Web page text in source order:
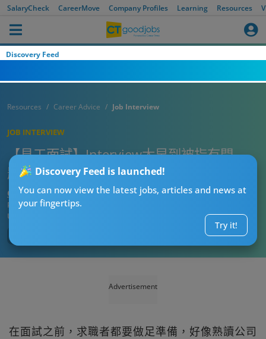
SalaryCheck CareerMove Company Profiles Learning Resources
Discovery Feed
Discovery Feed is launched!
You can now view the latest jobs, articles and news at
your fingertips.
Try it!
Resources Career Advice Job Interview
JOB INTERVIEW
【見工面試】Interview太早到被指有問
題？網民：咩怪人都有
CTgoodjobs’ Editor
Published:2021-10-25
Updated:
Advertisement
在面試之前，求職者都要做足準備，好像熟讀公司